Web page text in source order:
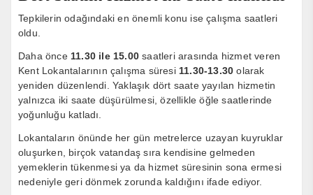
Tepkilerin odağındaki en önemli konu ise çalışma saatleri
oldu.
Daha önce 11.30 ile 15.00 saatleri arasında hizmet veren
Kent Lokantalarının çalışma süresi 11.30-13.30 olarak
yeniden düzenlendi. Yaklaşık dört saate yayılan hizmetin
yalnızca iki saate düşürülmesi, özellikle öğle saatlerinde
yoğunluğu katladı.
Lokantaların önünde her gün metrelerce uzayan kuyruklar
oluşurken, birçok vatandaş sıra kendisine gelmeden
yemeklerin tükenmesi ya da hizmet süresinin sona ermesi
nedeniyle geri dönmek zorunda kaldığını ifade ediyor.